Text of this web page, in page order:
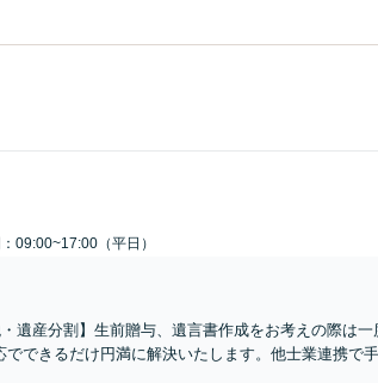
09:00~17:00（平日）
遺産分割】生前贈与、遺言書作成をお考えの際は一
できるだけ円満に解決いたします。他士業連携で手